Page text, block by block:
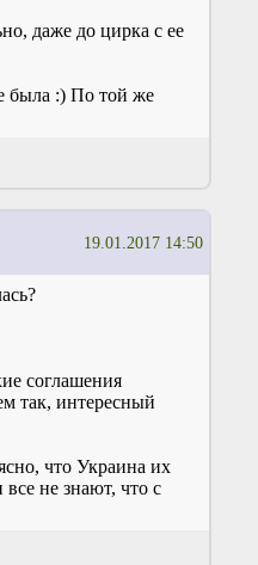
даже до цирка с ее
была :) По той же
19.01.2017 14:50
соглашения
так, интересный
что Украина их
не знают, что с